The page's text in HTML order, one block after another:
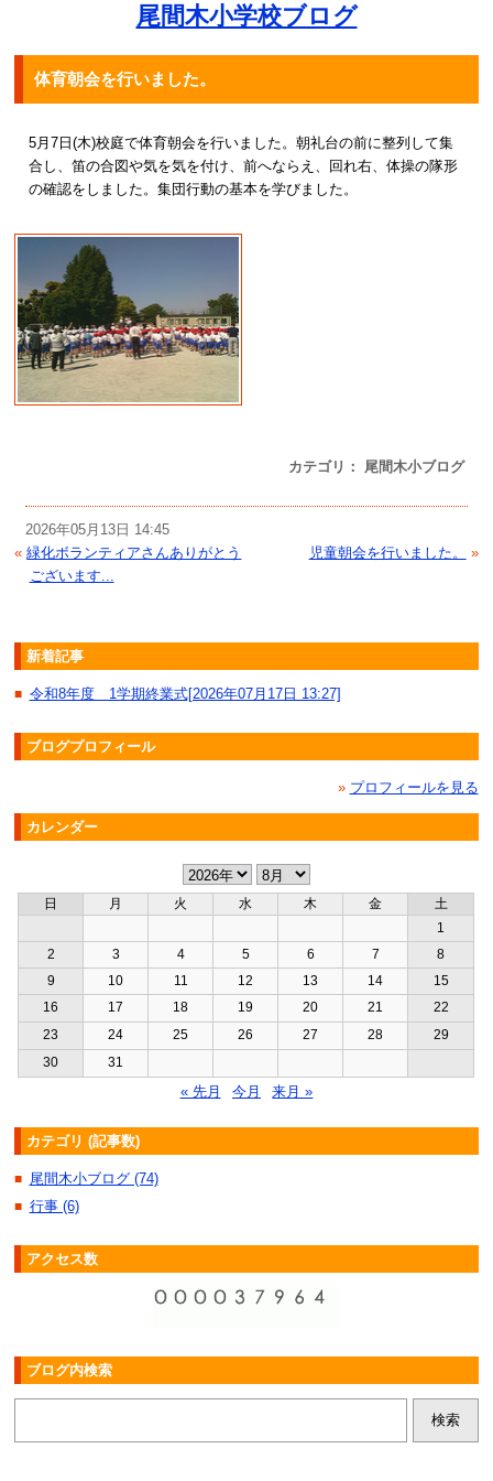
尾間木小学校ブログ
体育朝会を行いました。
カテゴリ： 尾間木小ブログ
5月7日(木)校庭で体育朝会を行いました。朝礼台の前に整列して集
合し、笛の合図や気を気を付け、前へならえ、回れ右、体操の隊形
の確認をしました。集団行動の基本を学びました。
2026年05月13日 14:45
« 緑化ボランティアさんありがとう
ございます...
児童朝会を行いました。 »
新着記事
■ 令和8年度 1学期終業式[2026年07月17日 13:27]
ブログプロフィール
» プロフィールを見る
カレンダー
日 月 火 水 木 金
土
1
2
3 4 5 6 7
8
9
10 11 12 13 14
15
16
17 18 19 20 21
22
23
24 25 26 27 28
29
30
31
« 先月 今月 来月 »
カテゴリ (記事数)
■ 尾間木小ブログ (74)
■ 行事 (6)
アクセス数
ブログ内検索